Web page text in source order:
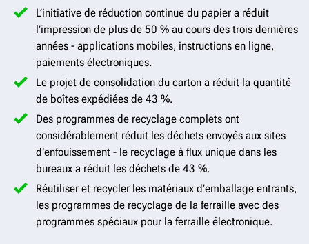
L’initiative de réduction continue du papier a réduit
l’impression de plus de 50 % au cours des trois dernières
années - applications mobiles, instructions en ligne,
paiements électroniques.
Le projet de consolidation du carton a réduit la quantité
de boîtes expédiées de 43 %.
Des programmes de recyclage complets ont
considérablement réduit les déchets envoyés aux sites
d’enfouissement - le recyclage à flux unique dans les
bureaux a réduit les déchets de 43 %.
Réutiliser et recycler les matériaux d’emballage entrants,
les programmes de recyclage de la ferraille avec des
programmes spéciaux pour la ferraille électronique.